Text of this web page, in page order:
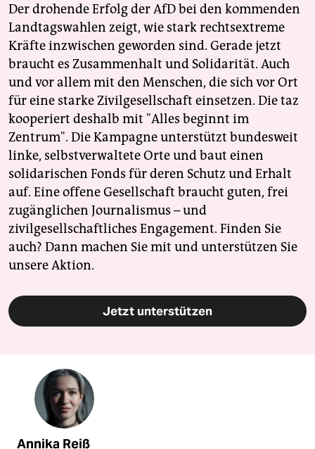
Der drohende Erfolg der AfD bei den kommenden
Landtagswahlen zeigt, wie stark rechtsextreme
Kräfte inzwischen geworden sind. Gerade jetzt
braucht es Zusammenhalt und Solidarität. Auch
und vor allem mit den Menschen, die sich vor Ort
für eine starke Zivilgesellschaft einsetzen. Die taz
kooperiert deshalb mit "Alles beginnt im
Zentrum". Die Kampagne unterstützt bundesweit
linke, selbstverwaltete Orte und baut einen
solidarischen Fonds für deren Schutz und Erhalt
auf. Eine offene Gesellschaft braucht guten, frei
zugänglichen Journalismus – und
zivilgesellschaftliches Engagement. Finden Sie
auch? Dann machen Sie mit und unterstützen Sie
unsere Aktion.
Jetzt unterstützen
Annika Reiß